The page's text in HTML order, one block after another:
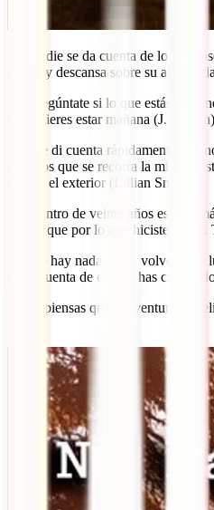
26. Nadie se da cuenta de lo
a casa y descansa sobre su
27. Pregúntate si lo que estás
que quieres estar mañana (J. Brown)
28. Me di cuenta rápidamente que
a menos que se recorra la misma
que en el exterior (Lillian Smith)
29. Dentro de veinte años estarás
hiciste que por lo que hiciste (Mark
30. No hay nada como volver a un
darte cuenta de cuánto has
31. Si piensas que la aventura es